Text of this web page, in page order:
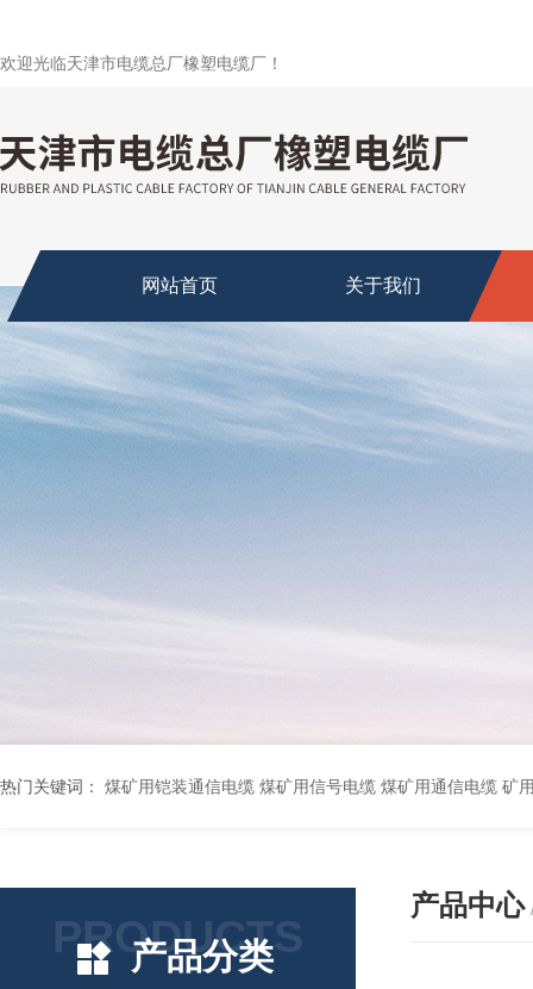
欢迎光临天津市电缆总厂橡塑电缆厂！
网站首页 关于我们
热门关键词： 煤矿用铠装通信电缆 煤矿用信号电缆 煤矿用通信电缆 矿用阻燃通信电缆 矿用监控电缆 矿用通信电缆 橡套软电缆YZ-3*1.5+1 YCW橡胶电缆3*10+1*6 船用橡套软电缆CEFR-3*2.5 煤矿用移动橡套软电缆MY3*4+1*4
PRODUCTS
产品分类
产品中心